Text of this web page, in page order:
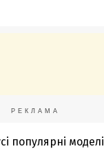
РЕКЛАМА
популярні